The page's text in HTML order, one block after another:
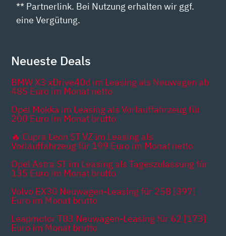
** Partnerlink. Bei Nutzung erhalten wir ggf.
eine Vergütung.
Neueste Deals
BMW X3 xDrive40d im Leasing als Neuwagen ab
485 Euro im Monat netto
Opel Mokka im Leasing als Vorlauffahrzeug für
200 Euro im Monat brutto
🔥 Cupra Leon ST VZ im Leasing als
Vorlauffahrzeug für 199 Euro im Monat netto
Opel Astra ST im Leasing als Tageszulassung für
135 Euro im Monat brutto
Volvo EX30 Neuwagen-Leasing für 258 [397]
Euro im Monat brutto
Leapmotor T03 Neuwagen-Leasing für 62 [173]
Euro im Monat brutto